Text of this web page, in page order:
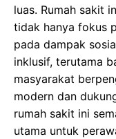
luas. Rumah sakit
tidak hanya fokus
pada dampak
inklusif, terutama
masyarakat
modern dan
rumah sakit ini
utama untuk